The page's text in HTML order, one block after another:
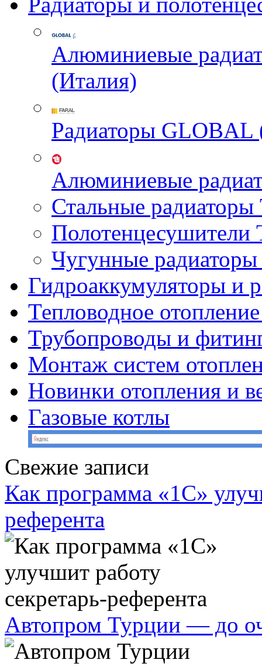
Алюминиевые
(Италия)
Радиаторы GLOBAL
Алюминиевые
Стальные
Чугунные
Гидроаккумуляторы и
Тепловодное
Трубопроводы и
Монтаж систем
Новинки отопления и
Газовые котлы
Свежие записи
Как программа «1С»
референта
Автопром Турции — до